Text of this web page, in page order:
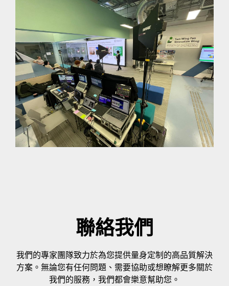
聯絡我們
我們的專家團隊致力於為您提供量身定制的高品質解決
方案。無論您有任何問題、需要協助或想瞭解更多關於
我們的服務，我們都會樂意幫助您。